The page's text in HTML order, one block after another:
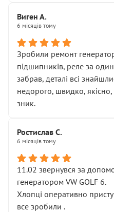
Виген А.
6 місяців тому
Зробили ремонт
підшипників, реле за
забрав, деталі всі
недорого, швидко, якісно,
зник.
Ростислав С.
6 місяців тому
11.02 звернувся за
генератором VW GOLF 6.
Хлопці оперативно
все зробили .